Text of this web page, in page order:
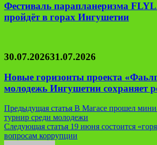
Фестиваль парапланеризма
пройдёт в горах Ингушетии
30.07.202631.07.2026
Новые горизонты проекта
молодежь Ингушетии сохраняет
Навигация
по
записям
Предыдущая статья В Магасе прошел
турнир среди молодежи
Следующая статья 19 июня состоится
вопросам коррупции